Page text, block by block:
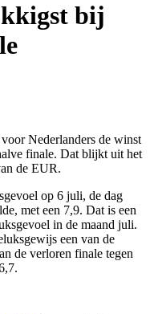
bij
Nederlanders de winst
finale. Dat blijkt uit het
de EUR.
op 6 juli, de dag
met een 7,9. Dat is een
in de maand juli.
een van de
de verloren finale tegen